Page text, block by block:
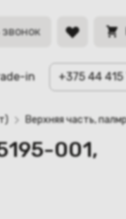
in +375 44
BYN
Верхняя часть,
001,